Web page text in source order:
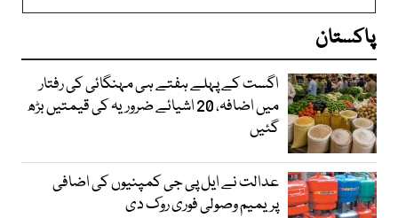
پاکستان
اگست کے پہلے ہفتے ہی مہنگائی کی رفتار
میں اضافہ، 20 اشیائے ضروریہ کی قیمتیں بڑھ
گئیں
عدالت نے ایل پی جی کمپنیوں کی اضافی
پریمیم وصولی فوری روک دی